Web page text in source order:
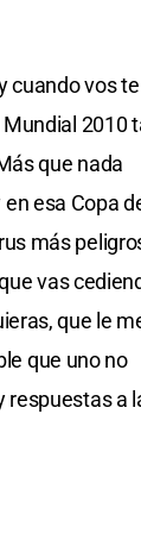
cuando vos
2010
que nada
esa Copa
más
vas
que le
que uno no
respuestas a